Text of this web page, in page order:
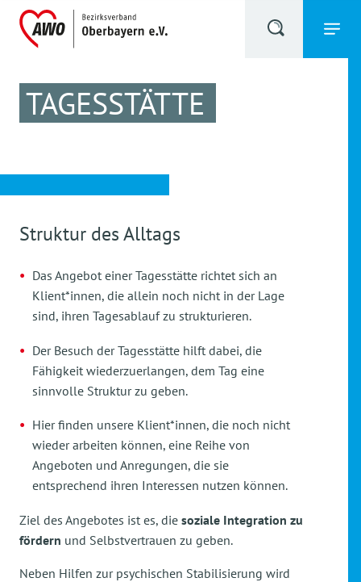
TAGESSTÄTTE
Struktur des Alltags
Das Angebot einer Tagesstätte richtet sich an
Klient*innen, die allein noch nicht in der Lage
sind, ihren Tagesablauf zu strukturieren.
Der Besuch der Tagesstätte hilft dabei, die
Fähigkeit wiederzuerlangen, dem Tag eine
sinnvolle Struktur zu geben.
Hier finden unsere Klient*innen, die noch nicht
wieder arbeiten können, eine Reihe von
Angeboten und Anregungen, die sie
entsprechend ihren Interessen nutzen können.
Ziel des Angebotes ist es, die soziale Integration zu
fördern und Selbstvertrauen zu geben.
Neben Hilfen zur psychischen Stabilisierung wird